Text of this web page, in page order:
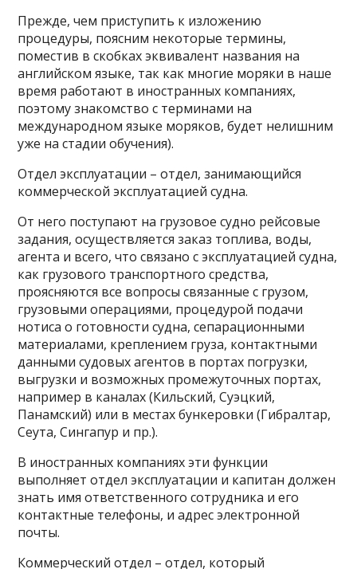
Прежде, чем приступить к изложению
процедуры, поясним некоторые термины,
поместив в скобках эквивалент названия на
английском языке, так как многие моряки в наше
время работают в иностранных компаниях,
поэтому знакомство с терминами на
международном языке моряков, будет нелишним
уже на стадии обучения).
Отдел эксплуатации – отдел, занимающийся
коммерческой эксплуатацией судна.
От него поступают на грузовое судно рейсовые
задания, осуществляется заказ топлива, воды,
агента и всего, что связано с эксплуатацией судна,
как грузового транспортного средства,
проясняются все вопросы связанные с грузом,
грузовыми операциями, процедурой подачи
нотиса о готовности судна, сепарационными
материалами, креплением груза, контактными
данными судовых агентов в портах погрузки,
выгрузки и возможных промежуточных портах,
например в каналах (Кильский, Суэцкий,
Панамский) или в местах бункеровки (Гибралтар,
Сеута, Сингапур и пр.).
В иностранных компаниях эти функции
выполняет отдел эксплуатации и капитан должен
знать имя ответственного сотрудника и его
контактные телефоны, и адрес электронной
почты.
Коммерческий отдел – отдел, который